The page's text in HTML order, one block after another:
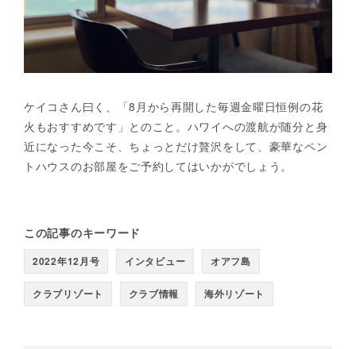
ケイコさん曰く、「8月から再開した毎週金曜日恒例の花
火もおすすめです」とのこと。ハワイへの渡航が随分と身
近になった今こそ、ちょっとだけ贅沢をして、豪華なペン
トハウスのお部屋をご予約してはいかがでしょう。
この記事のキーワード
2022年12月号 インタビュー オアフ島
クラブリゾート クラブ情報 海外リゾート